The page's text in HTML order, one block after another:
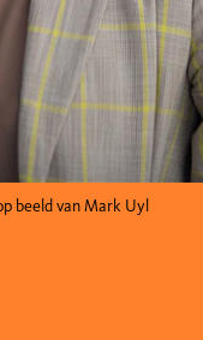
beeld van Mark Uyl